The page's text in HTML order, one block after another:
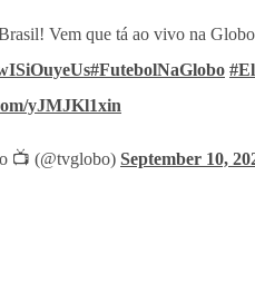
Vem que tá ao vivo na
#FutebolNaGlobo
yJMJKl1xin
📺 (@tvglobo) September 10,